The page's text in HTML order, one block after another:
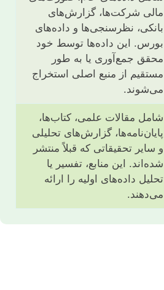
مالی شرکت‌ها، گزارش‌های
بانکی، نظرسنجی‌ها و داده‌های
بورس. این داده‌ها توسط خود
محقق جمع‌آوری یا به طور
مستقیم از منبع اصلی استخراج
می‌شوند.
شامل مقالات علمی، کتاب‌ها،
پایان‌نامه‌ها، گزارش‌های تحلیلی
و سایر تحقیقاتی که قبلاً منتشر
شده‌اند. این منابع، تفسیر یا
تحلیل داده‌های اولیه را ارائه
می‌دهند.